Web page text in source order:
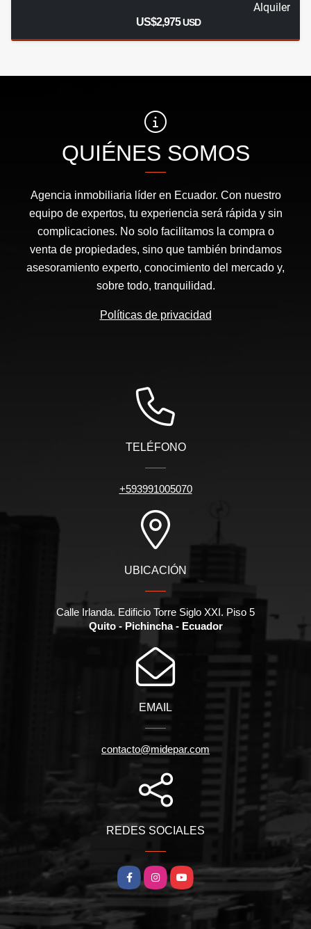
Alquiler
US$2,975USD
QUIÉNES SOMOS
Agencia inmobiliaria líder en Ecuador. Con nuestro
equipo de expertos, tu experiencia será rápida y sin
complicaciones. No solo facilitamos la compra o
venta de propiedades, sino que también brindamos
asesoramiento experto, conocimiento del mercado y,
sobre todo, tranquilidad.
Políticas de privacidad
TELÉFONO
+593991005070
UBICACIÓN
Calle Irlanda. Edificio Torre Siglo XXI. Piso 5
Quito - Pichincha - Ecuador
EMAIL
contacto@midepar.com
REDES SOCIALES
FacebookInstagramYouTube